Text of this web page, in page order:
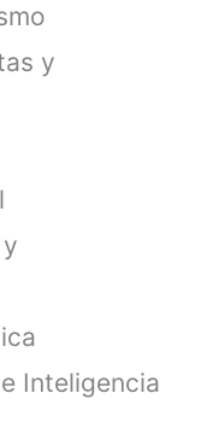
y
Inteligencia